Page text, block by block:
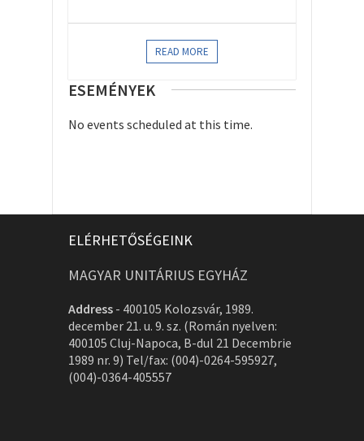
READ MORE
ESEMÉNYEK
No events scheduled at this time.
ELÉRHETŐSÉGEINK
MAGYAR UNITÁRIUS EGYHÁZ
Address - 400105 Kolozsvár, 1989.
december 21. u. 9. sz. (Román nyelven:
400105 Cluj-Napoca, B-dul 21 Decembrie
1989 nr. 9) Tel/fax: (004)-0264-595927,
(004)-0364-405557